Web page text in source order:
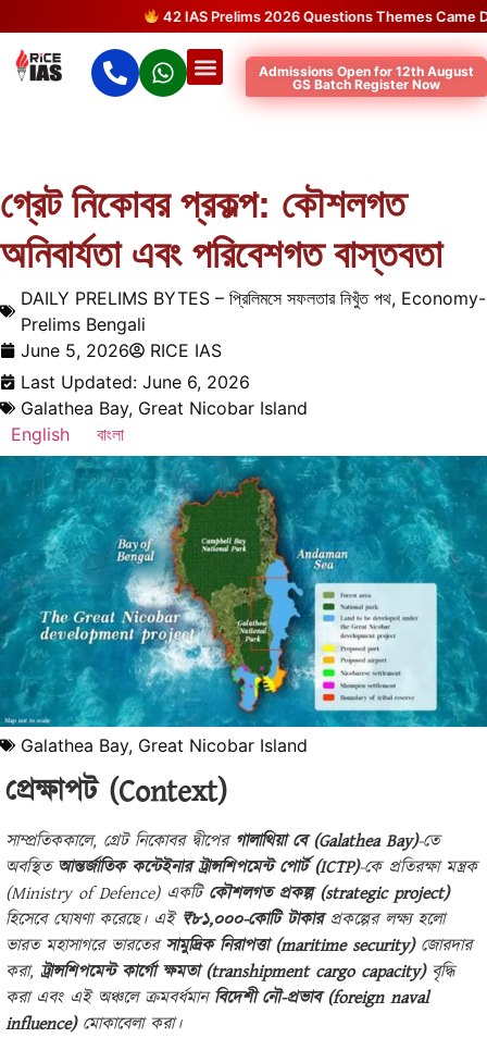
42 IAS Prelims 2026 Questions Themes Came
Admissions Open for 12th August
GS Batch Register Now
গ্রেট নিকোবর প্রকল্প: কৌশলগত
অনিবার্যতা এবং পরিবেশগত বাস্তবতা
DAILY PRELIMS BYTES – প্রিলিমসে সফলতার নিখুঁত পথ, Economy-
Prelims Bengali
June 5, 2026
RICE IAS
Last Updated: June 6, 2026
Galathea Bay, Great Nicobar Island
English
বাংলা
Galathea Bay, Great Nicobar Island
প্রেক্ষাপট (Context)
সাম্প্রতিককালে, গ্রেট নিকোবর দ্বীপের গালাথিয়া বে (Galathea Bay)-তে
অবস্থিতআন্তর্জাতিক কন্টেইনার ট্রান্সশিপমেন্ট পোর্ট (ICTP)-কে প্রতিরক্ষা মন্ত্রক
(Ministry of Defence) একটি কৌশলগত প্রকল্প (strategic project)
হিসেবে ঘোষণা করেছে। এই ₹৮১,০০০-কোটি টাকারপ্রকল্পের লক্ষ্য হলো
ভারত মহাসাগরে ভারতেরসামুদ্রিক নিরাপত্তা (maritime security)জোরদার
করা, ট্রান্সশিপমেন্ট কার্গো ক্ষমতা (transhipment cargo capacity)বৃদ্ধি
করা এবং এই অঞ্চলে ক্রমবর্ধমানবিদেশী নৌ-প্রভাব (foreign naval
influence)মোকাবেলা করা।